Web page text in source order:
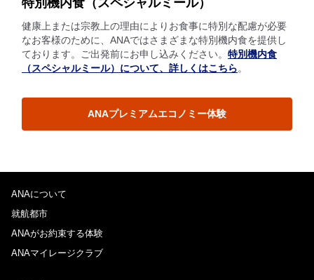
健康上または宗教上の理由によりお食事に特別な配慮が必要
なお客様のために、ANAではさまざまな特別機内食を提供し
ております。ご出発前にお申し込みください。 特別機内食
（スペシャルミール）について、詳しくはこちら。
ANAプレミアムエコノミー体験
ANAについて
就航都市
ANAがお約束する体験
ANAマイレージクラブ